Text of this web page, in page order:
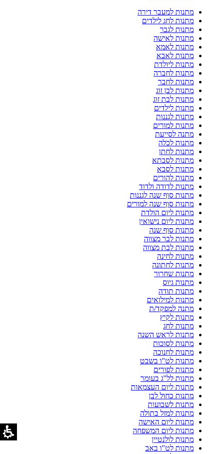
מתנות למעבר דירה
מתנות לחג לילדים
מתנות לגבר
מתנות לאישה
מתנות לאמא
מתנות לאבא
מתנות ליולדת
מתנות לחברה
מתנות לחבר
מתנות לבן זוג
מתנות לבת זוג
מתנות לילדים
מתנות לגננות
מתנות למורים
מתנה לסייעת
מתנות לכלה
מתנות לחתן
מתנות לסבתא
מתנות לסבא
מתנות להורים
מתנות לדודה ולדוד
מתנות סוף שנה לגננות
מתנות סוף שנה למורים
מתנות ליום הולדת
מתנות ליום נישואין
מתנות סוף שנה
מתנות לבר מצווה
מתנות לבת מצווה
מתנות לחינה
מתנות לחתונה
מתנות שחרור
מתנות גיוס
מתנות תודה
מתנות למילואים
מתנה למפקד/ת
מתנות לקיץ
מתנות לחג
מתנות לראש השנה
מתנות לסוכות
מתנות לחנוכה
מתנות לט"ו בשבט
מתנות לפורים
מתנות לל"ג בעומר
מתנות ליום העצמאות
מתנות כחול לבן
מתנות לשבועות
מתנות למזל בתולה
מתנות ליום האישה
מתנות ליום המשפחה
מתנות לולנטיין
מתנות לט"ו באב